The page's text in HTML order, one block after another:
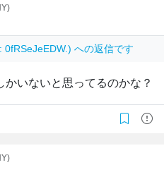
0fRSeJeEDW.) への返信です
いないと思ってるのかな？